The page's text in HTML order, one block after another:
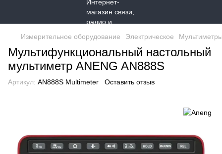
Измерительное оборудование Электрическое
Мультифункциональный настольный
мультиметр ANENG AN888S
Артикул: AN888S Multimeter Оставить отзыв